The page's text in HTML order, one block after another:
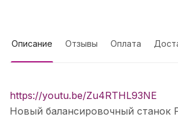
Описание Отзывы Оплата
https://youtu.be/Zu4RTHL93NE
Новый балансировочный станок